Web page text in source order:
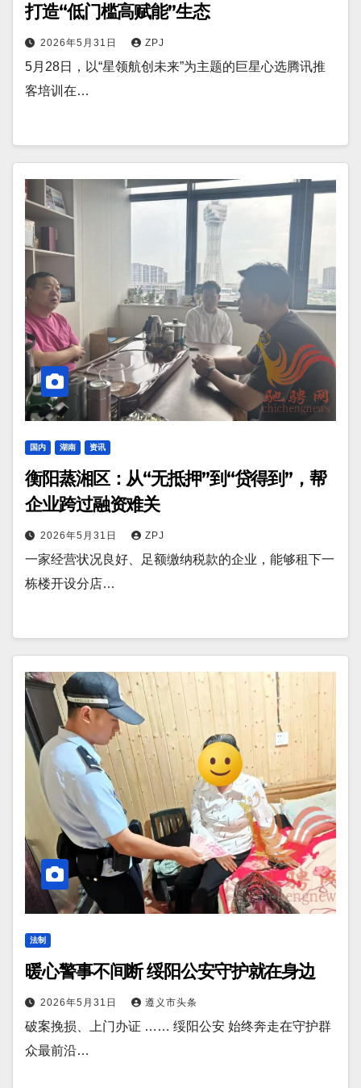
打造“低门槛高赋能”生态
2026年5月31日 ZPJ
5月28日，以“星领航创未来”为主题的巨星心选腾讯推
客培训在…
国内 湖南 资讯
衡阳蒸湘区：从“无抵押”到“贷得到”，帮
企业跨过融资难关
2026年5月31日 ZPJ
一家经营状况良好、足额缴纳税款的企业，能够租下一
栋楼开设分店…
法制
暖心警事不间断 绥阳公安守护就在身边
2026年5月31日 遵义市头条
破案挽损、上门办证 …… 绥阳公安 始终奔走在守护群
众最前沿…